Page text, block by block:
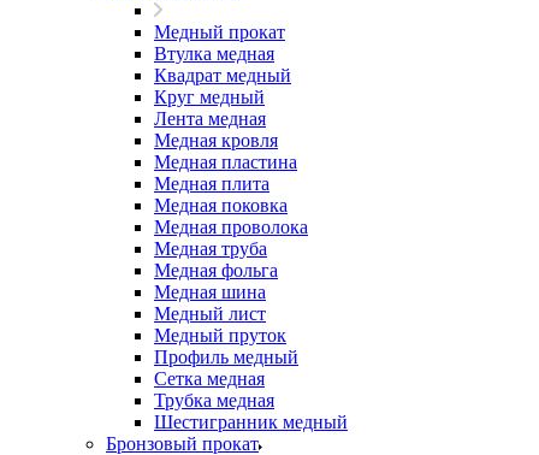
Медный прокат
Втулка медная
Квадрат медный
Круг медный
Лента медная
Медная кровля
Медная пластина
Медная плита
Медная поковка
Медная проволока
Медная труба
Медная фольга
Медная шина
Медный лист
Медный пруток
Профиль медный
Сетка медная
Трубка медная
Шестигранник медный
Бронзовый прокат